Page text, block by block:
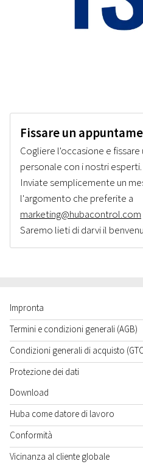
Fissare un
Cogliere l'occasione e
personale con i nostri esperti.
Inviate semplicemente un
l'argomento che preferite a
marketing@hubacontrol.com
Saremo lieti di darvi il
Impronta
Termini e condizioni generali (AGB)
Condizioni generali di acquisto
Protezione dei dati
Download
Huba come datore di lavoro
Conformità
Vicinanza al cliente globale